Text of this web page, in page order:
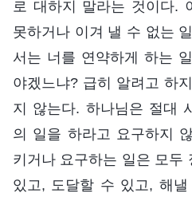
로 대하지 말라는 것이다.
못하거나 이겨 낼 수 없는
서는 너를 연약하게 하는
야겠느냐? 급히 알려고 하
지 않는다. 하나님은 절대
의 일을 하라고 요구하지
키거나 요구하는 일은 모두
있고, 도달할 수 있고, 해